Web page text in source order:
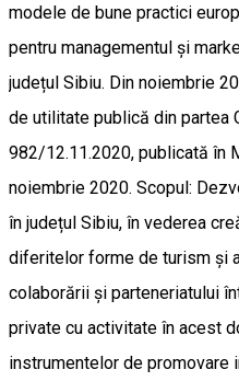
modele de bune practici
pentru managementul și
județul Sibiu. Din noiembrie
de utilitate publică din partea
982/12.11.2020, publicată în
noiembrie 2020. Scopul:
în județul Sibiu, în vederea
diferitelor forme de turism și
colaborării și parteneriatului
private cu activitate în acest
instrumentelor de promovare